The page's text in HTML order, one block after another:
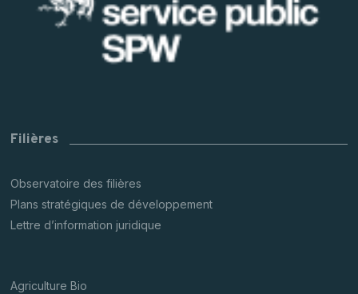
Filières
Observatoire des filières
Plans stratégiques de développement
Lettre d’information juridique
Agriculture Bio